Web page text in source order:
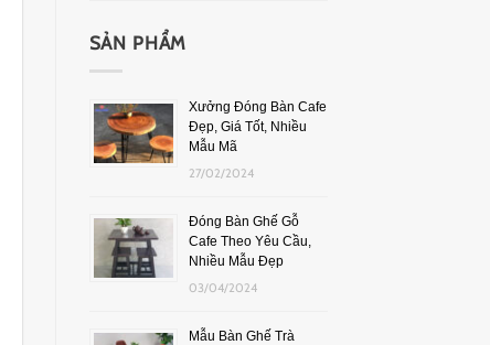
SẢN PHẨM
Xưởng Đóng Bàn Cafe
Đẹp, Giá Tốt, Nhiều
Mẫu Mã
27/02/2024
Đóng Bàn Ghế Gỗ
Cafe Theo Yêu Cầu,
Nhiều Mẫu Đẹp
03/04/2024
Mẫu Bàn Ghế Trà